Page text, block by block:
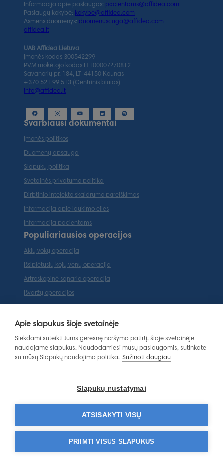
Apie slapukus šioje svetainėje
Siekdami suteikti Jums geresnę naršymo patirtį, šioje svetainėje
naudojame slapukus. Naudodamiesi mūsų paslaugomis, sutinkate
su mūsų Slapukų naudojimo politika. Sužinoti daugiau
Slapukų nustatymai
ATSISAKYTI VISŲ
PRIIMTI VISUS SLAPUKUS
Informacija apie paslaugas: pacientams@affidea.com
Paslaugų kokybė: kokybe@affidea.com
Asmens duomenys: duomenusauga@affidea.com
affidea.lt
UAB Affidea Lietuva
Įmonės kodas 300542299
PVM mokėtojo kodas LT100007270812
Savanorių pr. 184, LT-44150 Kaunas
+370 521 99 513 (Centrinis biuras)
info@affidea.lt
Svarbiausi dokumentai
Įmonės politikos
Duomenų apsauga
Slapukų politika
Svetainės privatumo politika
Dirbtinio intelekto skaidrumo pareiškimas
Informacija apie laukimo eiles
Informacija pacientams
Populiariausios operacijos
Akių vokų operacija
Išsiplėtusių kojų venų operacija
Artroskopinė sąnario operacija
Išvaržų operacijos
Ausų plastinė operacija (otoplastika)
Populiariausios paslaugos
Magnetinio rezonanso tomografija
Ortopedo-traumatologo konsultacija
Gastroenterologo konsultacija
Dermatovenerologo konsultacija